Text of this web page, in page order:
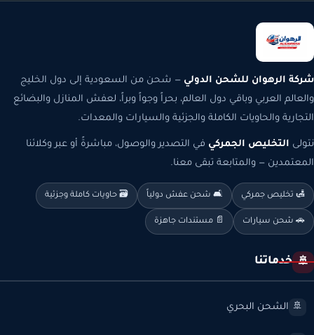
شركة الرهوان للشحن الدولي — شحن من السعودية إلى دول الخليج
والعالم العربي وباقي دول العالم، بحراً وجواً وبراً، لعفش المنازل والبضائع
التجارية والحاويات الكاملة والجزئية والسيارات والمعدات.
نتولى التخليص الجمركي في التصدير والوصول، مباشرةً أو عبر وكلائنا
المعتمدين — والمتابعة تبقى معنا.
🛃 تخليص جمركي 🛋️ شحن عفش دولياً 🗃️ حاويات كاملة وجزئية
🚗 شحن سيارات 📄 مستندات جاهزة
🚢 خدماتنا
🚢 الشحن البحري